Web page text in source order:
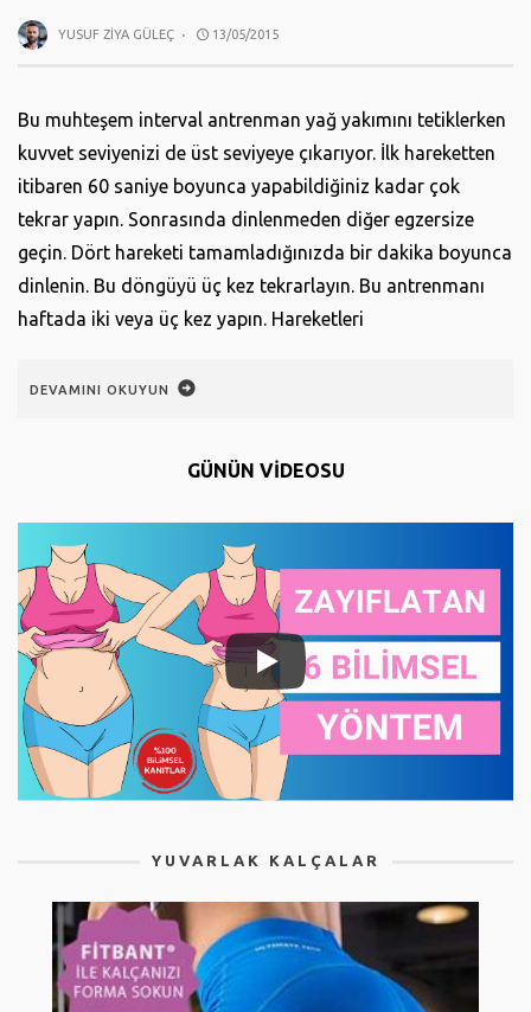
YUSUF ZIYA GÜLEÇ · 13/05/2015
Bu muhteşem interval antrenman yağ yakımını tetiklerken
kuvvet seviyenizi de üst seviyeye çıkarıyor. İlk hareketten
itibaren 60 saniye boyunca yapabildiğiniz kadar çok
tekrar yapın. Sonrasında dinlenmeden diğer egzersize
geçin. Dört hareketi tamamladığınızda bir dakika boyunca
dinlenin. Bu döngüyü üç kez tekrarlayın. Bu antrenmanı
haftada iki veya üç kez yapın. Hareketleri
DEVAMINI OKUYUN
GÜNÜN VİDEOSU
YUVARLAK KALÇALAR